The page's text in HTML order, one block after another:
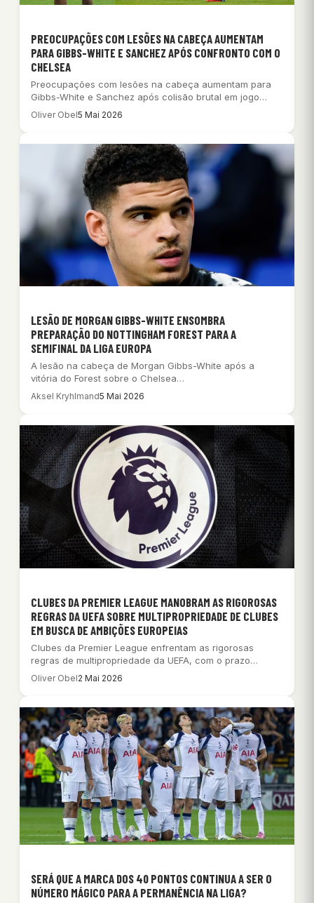
PREOCUPAÇÕES COM LESÕES NA CABEÇA AUMENTAM
PARA GIBBS-WHITE E SANCHEZ APÓS CONFRONTO COM O
CHELSEA
Preocupações com lesões na cabeça aumentam para
Gibbs-White e Sanchez após colisão brutal em jogo…
Oliver Obel5 Mai 2026
LESÃO DE MORGAN GIBBS-WHITE ENSOMBRA
PREPARAÇÃO DO NOTTINGHAM FOREST PARA A
SEMIFINAL DA LIGA EUROPA
A lesão na cabeça de Morgan Gibbs-White após a
vitória do Forest sobre o Chelsea…
Aksel Kryhlmand5 Mai 2026
CLUBES DA PREMIER LEAGUE MANOBRAM AS RIGOROSAS
REGRAS DA UEFA SOBRE MULTIPROPRIEDADE DE CLUBES
EM BUSCA DE AMBIÇÕES EUROPEIAS
Clubes da Premier League enfrentam as rigorosas
regras de multipropriedade da UEFA, com o prazo…
Oliver Obel2 Mai 2026
SERÁ QUE A MARCA DOS 40 PONTOS CONTINUA A SER O
NÚMERO MÁGICO PARA A PERMANÊNCIA NA LIGA?